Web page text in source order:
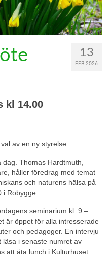
13
FEB 2026
kl 14.00
av en ny styrelse.
Thomas Hardtmuth,
håller föredrag med temat
och naturens hälsa på
i Robygge.
seminarium kl. 9 –
är öppet för alla intresserade
och pedagoger. En intervju
läsa i senaste numret av
att äta lunch i Kulturhuset